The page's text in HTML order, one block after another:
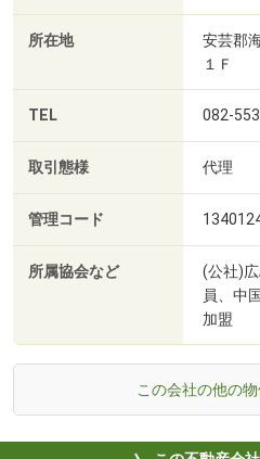
所在地
安芸郡
１Ｆ
TEL 082-
取引態様 代理
管理コード
所属協会など
(公社)
員、中
加盟
この会社の他の